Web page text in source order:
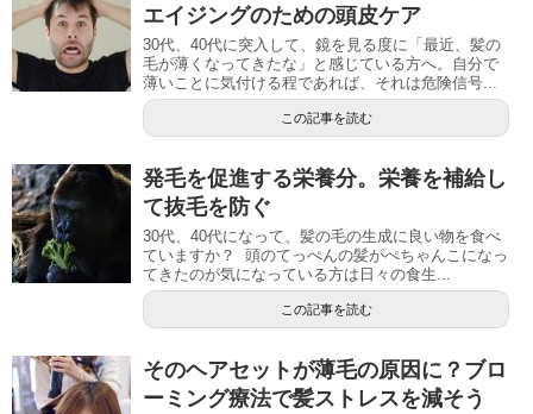
エイジングのための頭皮ケア
30代、40代に突入して、鏡を見る度に「最近、髪の
毛が薄くなってきたな」と感じている方へ。自分で
薄いことに気付ける程であれば、それは危険信号...
この記事を読む
発毛を促進する栄養分。栄養を補給し
て抜毛を防ぐ
30代、40代になって、髪の毛の生成に良い物を食べ
ていますか？ 頭のてっぺんの髪がぺちゃんこになっ
てきたのが気になっている方は日々の食生...
この記事を読む
そのヘアセットが薄毛の原因に？ブロ
ーミング療法で髪ストレスを減そう